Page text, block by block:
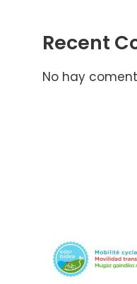
Recent
No hay